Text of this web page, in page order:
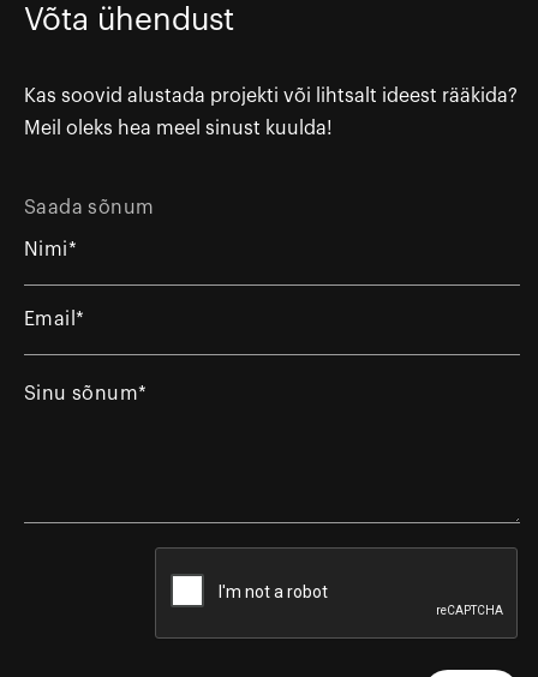
Võta ühendust
Kas soovid alustada projekti või lihtsalt ideest rääkida?
Meil oleks hea meel sinust kuulda!
Saada sõnum